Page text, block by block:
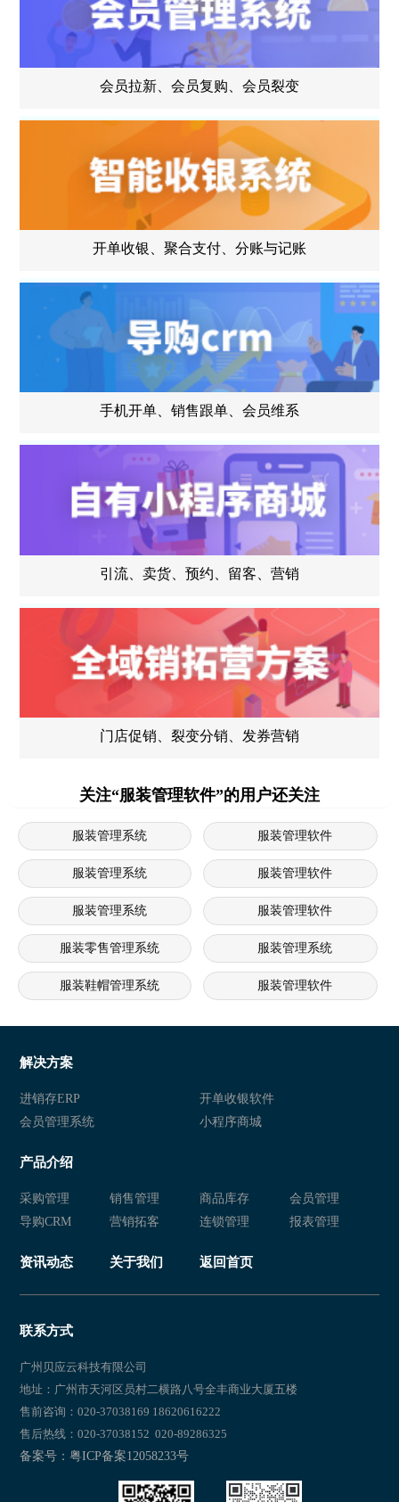
会员拉新、会员复购、会员裂变
开单收银、聚合支付、分账与记账
手机开单、销售跟单、会员维系
引流、卖货、预约、留客、营销
门店促销、裂变分销、发券营销
关注“服装管理软件”的用户还关注
服装管理系统 服装管理软件
服装管理系统 服装管理软件
服装管理系统 服装管理软件
服装零售管理系统 服装管理系统
服装鞋帽管理系统 服装管理软件
服装连锁店管理软件
服装零售管理系统 服装管理软件
解决方案
进销存ERP
开单收银软件
会员管理系统
小程序商城
产品介绍
采购管理 销售管理 商品库存
会员管理
导购CRM
营销拓客 连锁管理 报表管理
资讯动态 关于我们 返回首页
联系方式
广州贝应云科技有限公司
地址：广州市天河区员村二横路八号全丰商业大厦五楼
售前咨询：020-37038169 18620616222
售后热线：020-37038152 020-89286325
备案号：粤ICP备案12058233号